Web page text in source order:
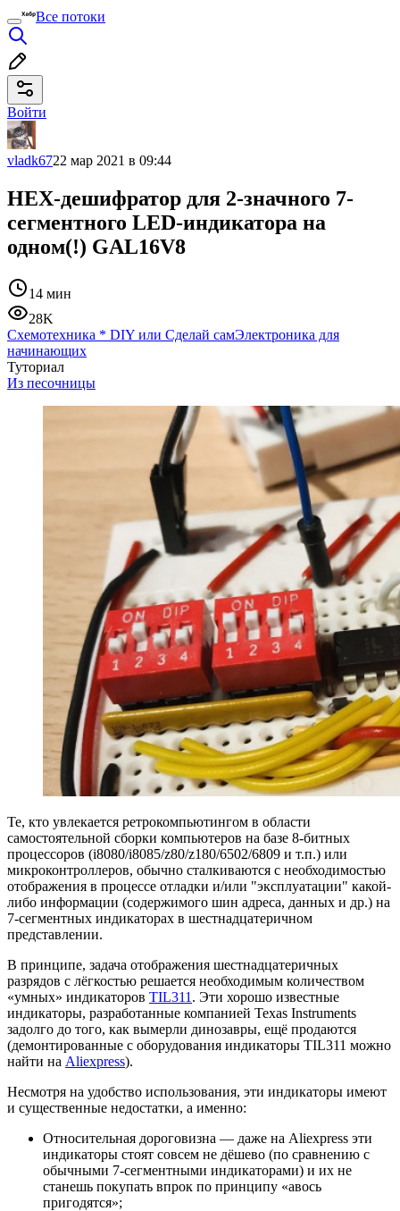
Все потоки
Войти
vladk6722 мар 2021 в 09:44
HEX-дешифратор для 2-значного 7-
сегментного LED-индикатора на
одном(!) GAL16V8
14 мин
28K
Схемотехника * DIY или Сделай самЭлектроника для
начинающих
Туториал
Из песочницы
Те, кто увлекается ретрокомпьютингом в области
самостоятельной сборки компьютеров на базе 8-битных
процессоров (i8080/i8085/z80/z180/6502/6809 и т.п.) или
микроконтроллеров, обычно сталкиваются с необходимостью
отображения в процессе отладки и/или "эксплуатации" какой-
либо информации (содержимого шин адреса, данных и др.) на
7-сегментных индикаторах в шестнадцатеричном
представлении.
В принципе, задача отображения шестнадцатеричных
разрядов с лёгкостью решается необходимым количеством
«умных» индикаторов TIL311 . Эти хорошо известные
индикаторы, разработанные компанией Texas Instruments
задолго до того, как вымерли динозавры, ещё продаются
(демонтированные с оборудования индикаторы TIL311 можно
найти на Aliexpress).
Несмотря на удобство использования, эти индикаторы имеют
и существенные недостатки, а именно:
Относительная дороговизна — даже на Aliexpress эти
индикаторы стоят совсем не дёшево (по сравнению с
обычными 7-сегментными индикаторами) и их не
станешь покупать впрок по принципу «авось
пригодятся»;